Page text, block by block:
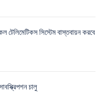
টেলিমেটিকস সিস্টেম বাস্তবায়ন করবে
চালু